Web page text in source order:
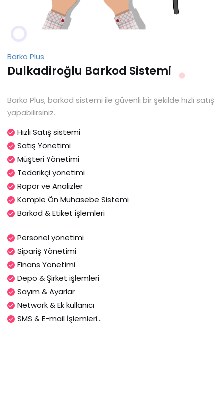
Barko Plus
Dulkadiroğlu Barkod Sistemi
Barko Plus, barkod sistemi ile güvenli bir şekilde hızlı satış
yapabilirsiniz.
Hızlı Satış sistemi
Satış Yönetimi
Müşteri Yönetimi
Tedarikçi yönetimi
Rapor ve Analizler
Komple Ön Muhasebe Sistemi
Barkod & Etiket işlemleri
Personel yönetimi
Sipariş Yönetimi
Finans Yönetimi
Depo & Şirket işlemleri
Sayım & Ayarlar
Network & Ek kullanıcı
SMS & E-mail İşlemleri...